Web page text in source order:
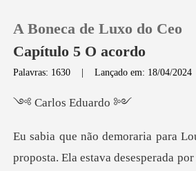
Loja
A Boneca de Luxo do Ceo
Capítulo 5 O acordo
Palavras: 1630 |Lançado em: 18/04/2024
os Edu